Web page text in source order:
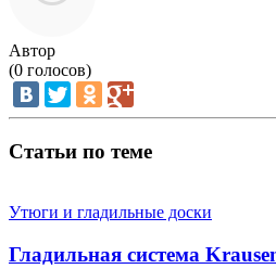
Автор
(0 голосов)
Статьи по теме
Утюги и гладильные доски
Гладильная система